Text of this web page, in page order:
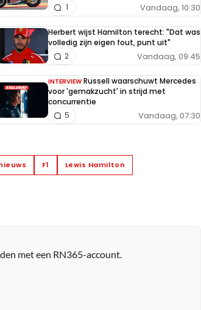
Vandaag, 10:30
1
Herbert wijst Hamilton terecht: "Dat was
volledig zijn eigen fout, punt uit"
Vandaag, 09:45
2
INTERVIEW Russell waarschuwt Mercedes
voor 'gemakzucht' in strijd met
concurrentie
Vandaag, 07:30
5
F1 Lewis Hamilton
met een RN365-account.